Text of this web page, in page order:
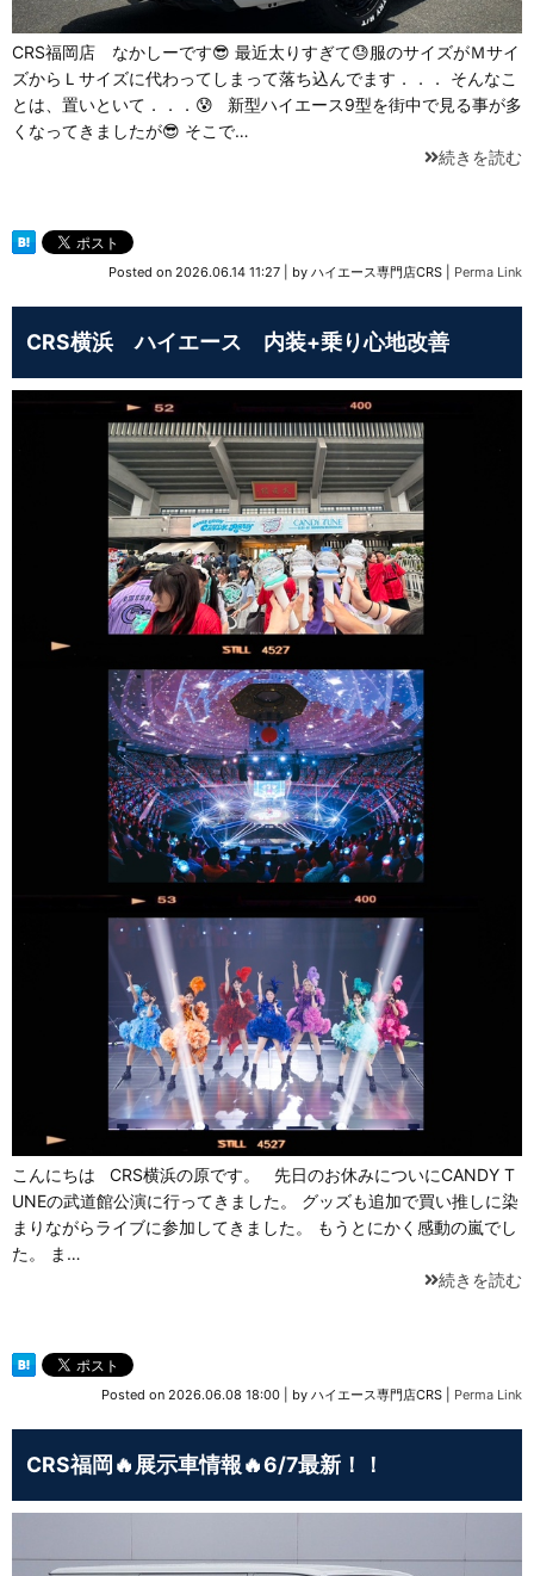
CRS福岡店 なかしーです😎 最近太りすぎて😓服のサイズがＭサイ
ズからＬサイズに代わってしまって落ち込んでます．．． そんなこ
とは、置いといて．．．😰 新型ハイエース9型を街中で見る事が多
くなってきましたが😎 そこで…
続きを読む
Posted on 2026.06.14 11:27 by ハイエース専門店CRS Perma Link
CRS横浜 ハイエース 内装+乗り心地改善
こんにちは CRS横浜の原です。 先日のお休みについにCANDY T
UNEの武道館公演に行ってきました。 グッズも追加で買い推しに染
まりながらライブに参加してきました。 もうとにかく感動の嵐でし
た。 ま…
続きを読む
Posted on 2026.06.08 18:00 by ハイエース専門店CRS Perma Link
CRS福岡🔥展示車情報🔥6/7最新！！